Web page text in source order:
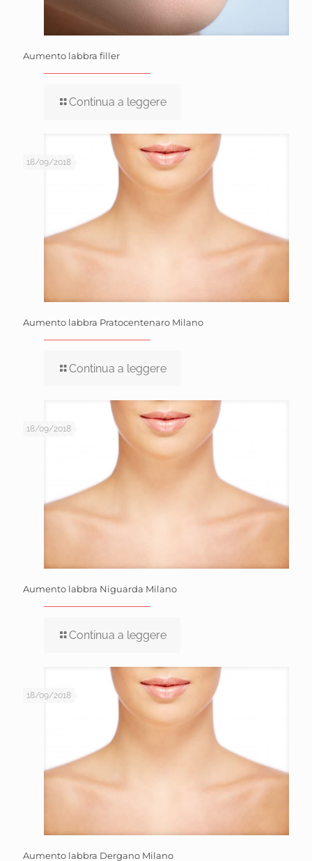
Aumento labbra filler
Continua a leggere
18/09/2018
Aumento labbra Pratocentenaro Milano
Continua a leggere
18/09/2018
Aumento labbra Niguarda Milano
Continua a leggere
18/09/2018
Aumento labbra Dergano Milano